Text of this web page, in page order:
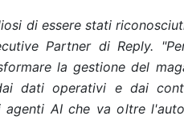
di essere stati
Partner di Reply.
la gestione del
dati operativi e dai
agenti AI che va oltre